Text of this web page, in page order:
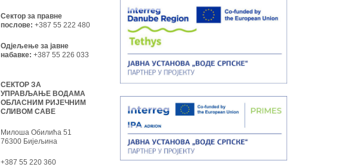
Сектор за правне
послове: +387 55 222 480
Одјељење за јавне
набавке: +387 55 226 033
СЕКТОР ЗА
УПРАВЉАЊЕ ВОДАМА
ОБЛАСНИМ РИЈЕЧНИМ
СЛИВОМ САВЕ
Милоша Обилића 51
76300 Бијељина
+387 55 220 360